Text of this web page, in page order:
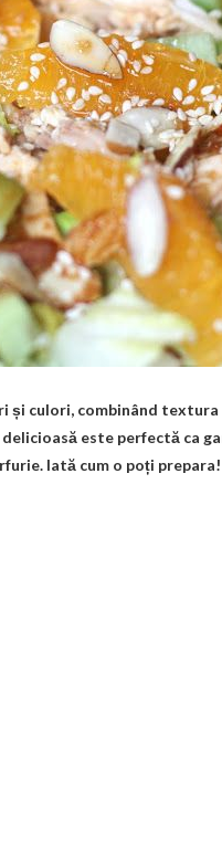
și culori, combinând
este perfectă ca
Iată cum o poți prepara!